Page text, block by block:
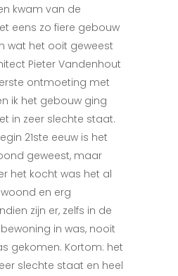
kwam van de
eens zo fiere gebouw
wat het ooit geweest
Pieter Vandenhout
ontmoeting met
ik het gebouw ging
in zeer slechte staat.
21ste eeuw is het
geweest, maar
het kocht was het al
en erg
zijn er, zelfs in de
in was, nooit
gekomen. Kortom: het
slechte staat en heel